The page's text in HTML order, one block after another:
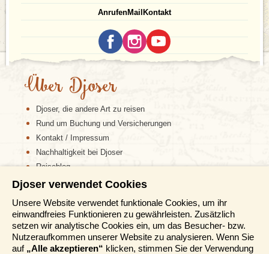
AnrufenMail Kontakt
Über Djoser
Djoser, die andere Art zu reisen
Rund um Buchung und Versicherungen
Kontakt / Impressum
Nachhaltigkeit bei Djoser
Reiseblog
Informationen
Reisemessen
Häufig gestellte Fragen
AGB
Djoser verwendet Cookies
Unsere Website verwendet funktionale Cookies, um ihr
einwandfreies Funktionieren zu gewährleisten. Zusätzlich
setzen wir analytische Cookies ein, um das Besucher- bzw.
Nutzeraufkommen unserer Website zu analysieren. Wenn Sie
auf „Alle akzeptieren“ klicken, stimmen Sie der Verwendung